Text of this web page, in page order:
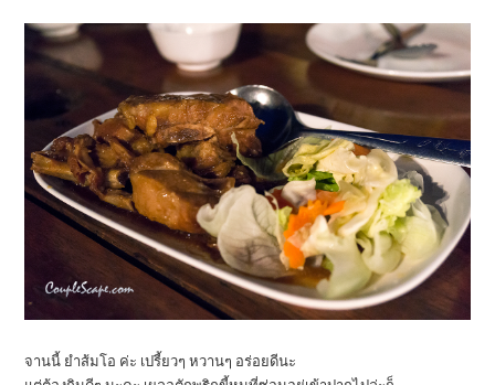
จานนี้ ยำส้มโอ ค่ะ เปรี้ยวๆ หวานๆ อร่อยดีนะ